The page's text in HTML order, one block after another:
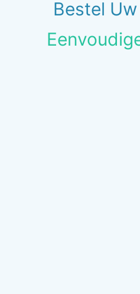
Bestel